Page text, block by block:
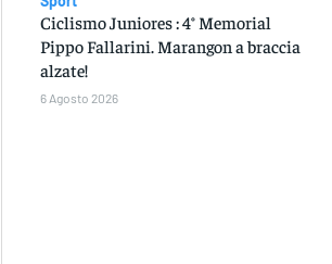
Ciclismo Juniores : 4° Memorial
Pippo Fallarini. Marangon a braccia
alzate!
6 Agosto 2026